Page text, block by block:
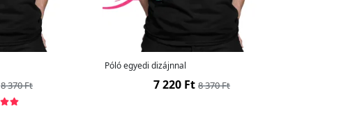
8 370 Ft
Póló egyedi dizájnnal
7 220 Ft 8 370 Ft